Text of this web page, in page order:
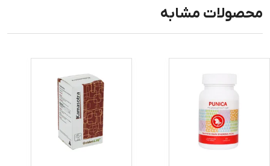
محصولات مشابه